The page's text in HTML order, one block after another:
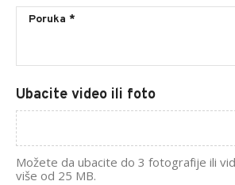
Ubacite video ili foto
Možete da ubacite do 3 fotografije ili
više od 25 MB.